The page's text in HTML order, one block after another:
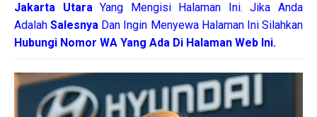
Jakarta UtaraYang Mengisi Halaman Ini. Jika Anda
AdalahSalesnya Dan Ingin Menyewa Halaman Ini Silahkan
Hubungi Nomor WA Yang Ada Di Halaman Web Ini.